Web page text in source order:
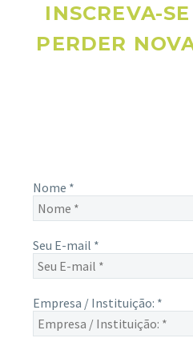
INSCREVA-
PERDER
Nome *
Seu E-mail *
Empresa / Instituição: *